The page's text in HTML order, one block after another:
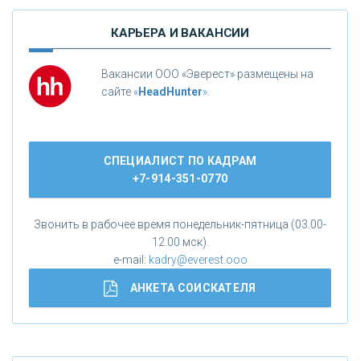
КАРЬЕРА И ВАКАНСИИ
Вакансии ООО «Эверест» размещены на
сайте «HeadHunter»
СПЕЦИАЛИСТ ПО КАДРАМ
+7-914-351-0770
Звонить в рабочее время понедельник-пятница (03.00-
12.00 мск).
e-mail: kadry@everest.ooo
АНКЕТА СОИСКАТЕЛЯ